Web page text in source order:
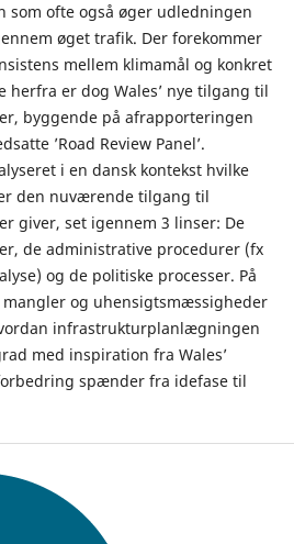
som ofte også øger udledningen
øget trafik. Der forekommer
mellem klimamål og konkret
herfra er dog Wales’ nye tilgang til
byggende på afrapporteringen
’Road Review Panel’.
i en dansk kontekst hvilke
den nuværende tilgang til
giver, set igennem 3 linser: De
de administrative procedurer (fx
og de politiske processer. På
og uhensigtsmæssigheder
infrastrukturplanlægningen
med inspiration fra Wales’
spænder fra idefase til